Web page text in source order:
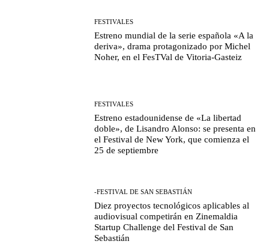
FESTIVALES
Estreno mundial de la serie española «A la
deriva», drama protagonizado por Michel
Noher, en el FesTVal de Vitoria-Gasteiz
FESTIVALES
Estreno estadounidense de «La libertad
doble», de Lisandro Alonso: se presenta en
el Festival de New York, que comienza el
25 de septiembre
-FESTIVAL DE SAN SEBASTIÁN
Diez proyectos tecnológicos aplicables al
audiovisual competirán en Zinemaldia
Startup Challenge del Festival de San
Sebastián